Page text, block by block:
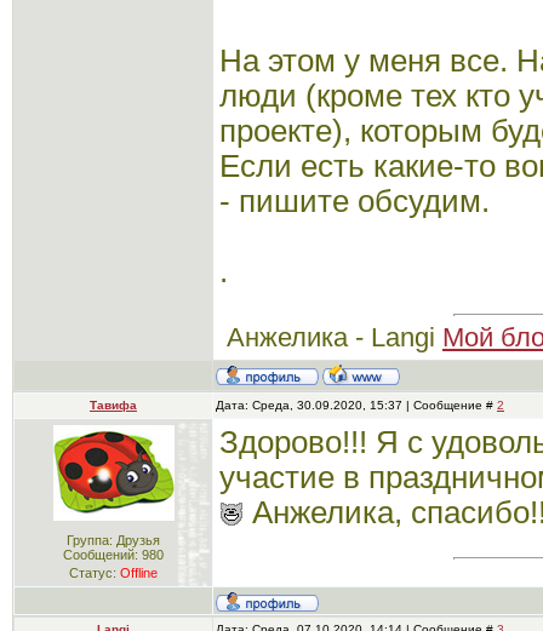
На этом у меня все.
люди (кроме тех кто
проекте), которым
Если есть какие-то
- пишите обсудим.
.
Анжелика - Langi Мой
Тавифа Дата: Среда, 30.09.2020, 15:37 | Сообщение # 2
Группа: Друзья
Сообщений: 980
Статус: Offline
Здорово!!! Я с
участие в
Анжелика,